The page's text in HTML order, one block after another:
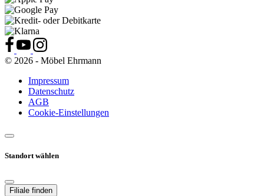
© 2026 - Möbel Ehrmann
Impressum
Datenschutz
AGB
Cookie-Einstellungen
Standort wählen
Filiale finden